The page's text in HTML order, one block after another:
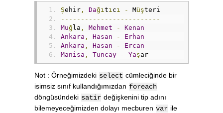
Dagitici
{
new
new
new
Dagitici
return Dagiticilar
}
static void string
Şehir , Dağı tı cı - Müşteri
-------------------------
Muğla , Mehmet -
Kenan
Ankara , Hasan -
Erhan
Ankara , Hasan -
Ercan
Manisa , Tuncay - Yaşar
Not : Örneğimizdeki select cümleciğinde bir
isimsiz sınıf kullandığımızdan foreach
döngüsündeki satir değişkenini tip adını
bilemeyeceğimizden dolayı mecburen var ile